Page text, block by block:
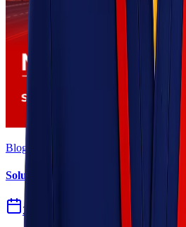
Blog
Solusi Logistik untuk Perusahaan
27 Jul 2026